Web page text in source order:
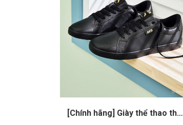
[Chính hãng] Giày thể thao thời